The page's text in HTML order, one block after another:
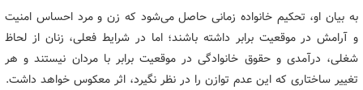
به بیان او، تحکیم خانواده زمانی حاصل می‌شود که زن و مرد احساس امنیت
و آرامش در موقعیت برابر داشته باشند؛ اما در شرایط فعلی، زنان از لحاظ
شغلی، درآمدی و حقوق خانوادگی در موقعیت برابر با مردان نیستند و هر
تغییر ساختاری که این عدم توازن را در نظر نگیرد، اثر معکوس خواهد داشت.